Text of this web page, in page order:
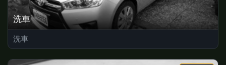
洗車
洗車